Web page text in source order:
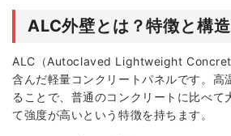
ALC外壁とは？特徴と構造
ALC（Autoclaved Lightweight
含んだ軽量コンクリートパネルです。高
ることで、普通のコンクリートに比べて
て強度が高いという特徴を持ちます。